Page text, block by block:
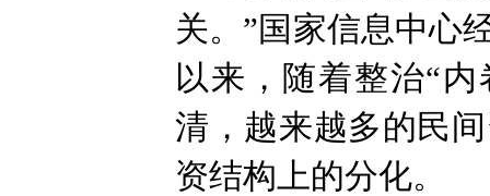
关。”国家信息中心
以来，随着整治“
清，越来越多的民
资结构上的分化。